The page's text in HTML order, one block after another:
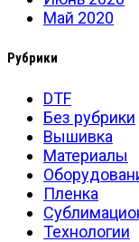
Май 2020
Рубрики
DTF
Без рубрики
Вышивка
Материалы
Пленка
Технологии